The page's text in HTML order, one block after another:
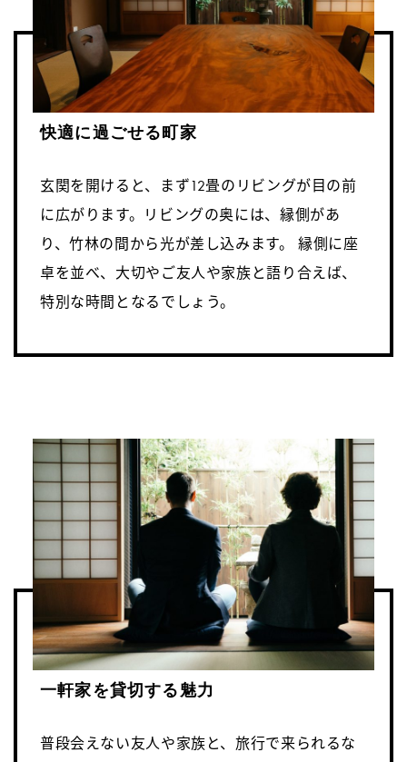
快適に過ごせる町家
玄関を開けると、まず12畳のリビングが目の前
に広がります。リビングの奥には、縁側があ
り、竹林の間から光が差し込みます。 縁側に座
卓を並べ、大切やご友人や家族と語り合えば、
特別な時間となるでしょう。
一軒家を貸切する魅力
普段会えない友人や家族と、旅行で来られるな